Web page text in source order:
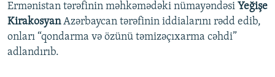
Ermənistan tərəfinin məhkəmədəki nümayəndəsi Yeğişe
KirakosyanAzərbaycan tərəfinin iddialarını rədd edib,
onları “qondarma və özünü təmizəçıxarma cəhdi”
adlandırıb.